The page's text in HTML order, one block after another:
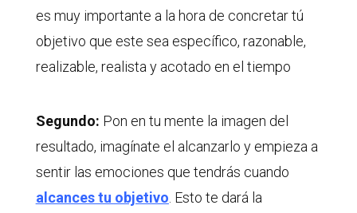
es muy importante a la hora de concretar tú
objetivo que este sea específico, razonable,
realizable, realista y acotado en el tiempo
Segundo: Pon en tu mente la imagen del
resultado, imagínate el alcanzarlo y empieza a
sentir las emociones que tendrás cuando
alcances tu objetivo . Esto te dará la